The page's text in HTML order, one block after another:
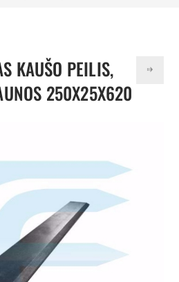
KAUŠO PEILIS,
250X25X620